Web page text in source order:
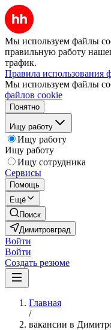
Мы используем файлы
правильную работу
трафик.
Правила использования
Мы используем файлы
файлов cookie
Понятно
Ищу работу
Ищу работу
Ищу работу
Ищу сотрудника
Сервисы
Помощь
Ещё
Поиск
Димитровград
Войти
Войти
Создать резюме
Главная
/
вакансии в